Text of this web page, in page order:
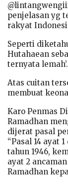
penjelasan yg
rakyat
Seperti
Hutahaean
ternyata lemah’.
Atas cuitan
membuat
Karo Penmas
Ramadhan
dijerat pasal
“Pasal 14 ayat
tahun 1946,
ayat 2
Ramadhan